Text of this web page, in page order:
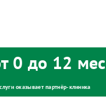
0 до 12
оказывает партнёр‑клиника